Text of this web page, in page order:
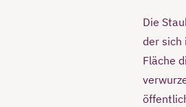
Die
der sich
Fläche